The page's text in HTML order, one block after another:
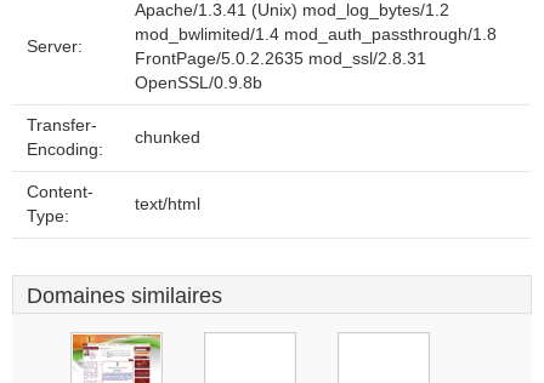
Server:
Apache/1.3.41 (Unix) mod_log_bytes/1.2
mod_bwlimited/1.4 mod_auth_passthrough/1.8
FrontPage/5.0.2.2635 mod_ssl/2.8.31
OpenSSL/0.9.8b
Transfer-
Encoding:
chunked
Content-
Type:
text/html
Domaines similaires